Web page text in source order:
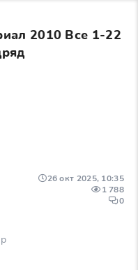
2010 Все 1-22
26 окт 2025, 10:35
1 788
0